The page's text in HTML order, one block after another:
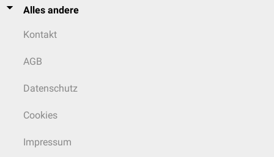
Alles andere
Kontakt
AGB
Datenschutz
Cookies
Impressum